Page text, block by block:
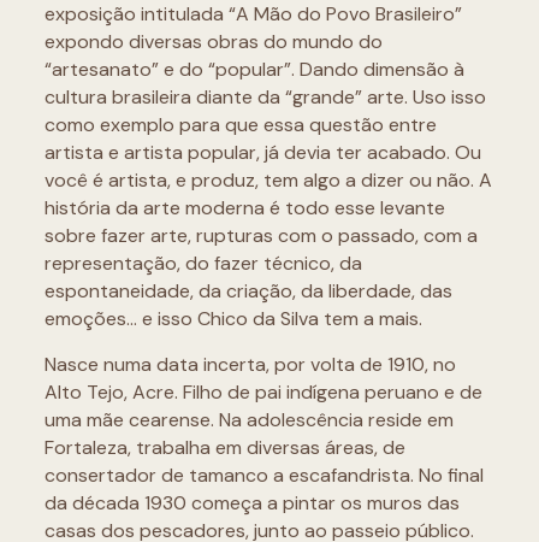
exposição intitulada “A Mão do Povo Brasileiro”
expondo diversas obras do mundo do
“artesanato” e do “popular”. Dando dimensão à
cultura brasileira diante da “grande” arte. Uso isso
como exemplo para que essa questão entre
artista e artista popular, já devia ter acabado. Ou
você é artista, e produz, tem algo a dizer ou não. A
história da arte moderna é todo esse levante
sobre fazer arte, rupturas com o passado, com a
representação, do fazer técnico, da
espontaneidade, da criação, da liberdade, das
emoções… e isso Chico da Silva tem a mais.
Nasce numa data incerta, por volta de 1910, no
Alto Tejo, Acre. Filho de pai indígena peruano e de
uma mãe cearense. Na adolescência reside em
Fortaleza, trabalha em diversas áreas, de
consertador de tamanco a escafandrista. No final
da década 1930 começa a pintar os muros das
casas dos pescadores, junto ao passeio público.